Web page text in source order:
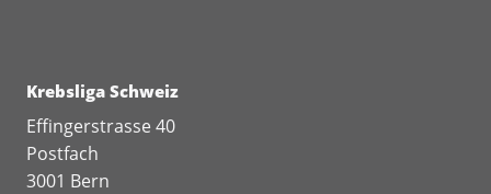
Krebsliga Schweiz
Effingerstrasse 40
Postfach
3001 Bern